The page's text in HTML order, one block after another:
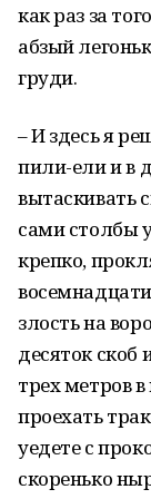
как раз за
абзый
груди.
– И здесь я
пили-ели и в
вытаскивать
сами столбы
крепко,
злость на
десяток скоб
трех метров
проехать
уедете с
скоренько